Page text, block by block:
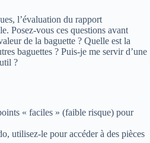
l’évaluation du rapport
Posez-vous ces questions avant
de la baguette ? Quelle est la
baguettes ? Puis-je me servir d’une
?
« faciles » (faible risque) pour
utilisez-le pour accéder à des pièces